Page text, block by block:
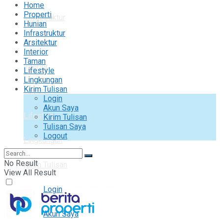
Infrastruktur
Arsitektur
Interior
Taman
Lifestyle
Lingkungan
Kirim Tulisan
Login
Akun Saya
Home
Properti
Hunian
Infrastruktur
Arsitektur
Interior
Taman
Lifestyle
Lingkungan
Kirim Tulisan
Login
Akun Saya
Kirim Tulisan
Tulisan Saya
Logout
No Result
View All Result